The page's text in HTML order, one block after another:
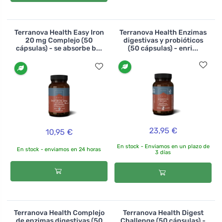
Terranova Health Easy Iron
20 mg Complejo (50
cápsulas) - se absorbe b...
10,95 €
En stock - enviamos en 24 horas
Terranova Health Enzimas
digestivas y probióticos
(50 cápsulas) - enri...
23,95 €
En stock - Enviamos en un plazo de
3 días
Terranova Health Complejo
Terranova Health Digest